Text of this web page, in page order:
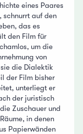
eines Paares
schnurrt auf den
das es
den Film für
um die
von
die Dialektik
der Film bisher
unterliegt er
der juristisch
Zuschauer und
in denen
Papierwänden